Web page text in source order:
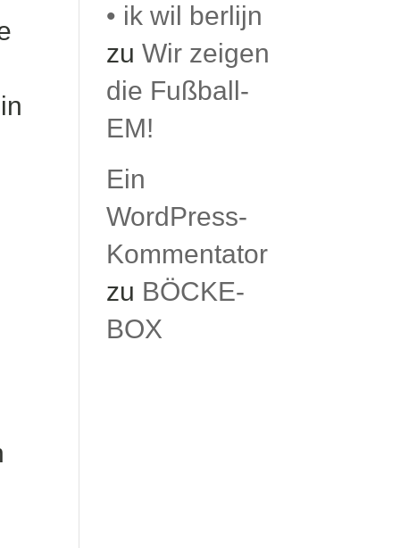
• ik wil berlijn
zuWir zeigen
die Fußball-
EM!
Ein
WordPress-
Kommentator
zu BÖCKE-
BOX